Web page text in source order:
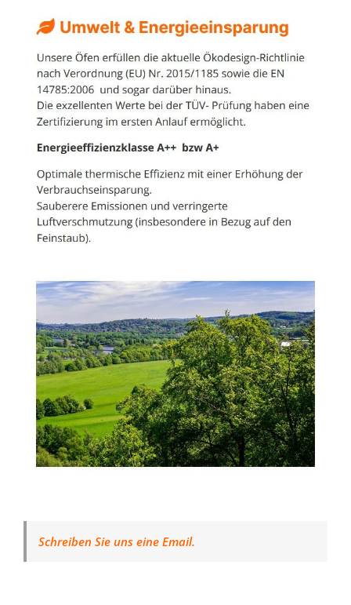
Schreiben Sie uns eine Email.